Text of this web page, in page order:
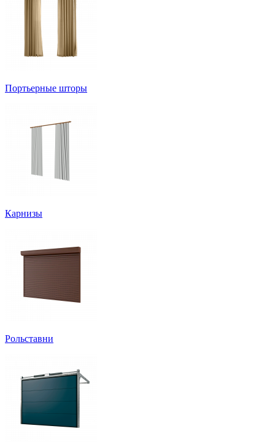
Портьерные шторы
Карнизы
Рольставни